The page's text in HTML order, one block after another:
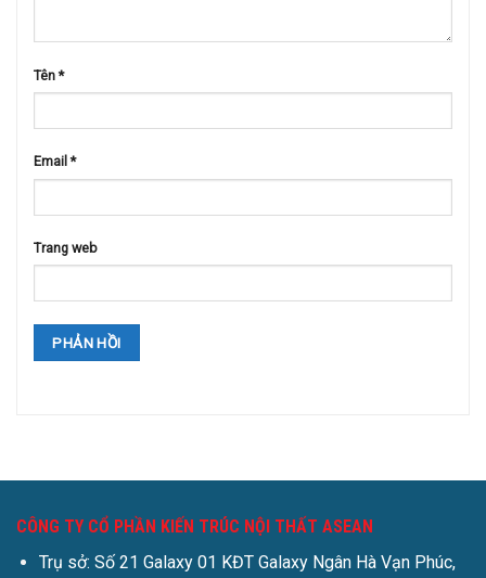
Tên*
Email*
Trang web
CÔNG TY CỔ PHẦN KIẾN TRÚC NỘI THẤT ASEAN
Trụ sở: Số 21 Galaxy 01 KĐT Galaxy Ngân Hà Vạn Phúc,